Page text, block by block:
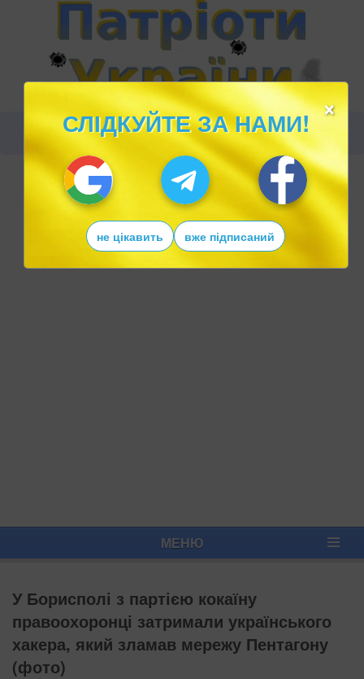
МЕНЮ
У Борисполі з партією кокаїну
правоохоронці затримали українського
хакера, який зламав мережу Пентагону
(фото)
×
СЛІДКУЙТЕ ЗА НАМИ!
не цікавить вже підписаний